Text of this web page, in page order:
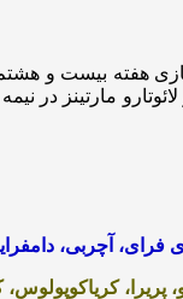
فرای، آچربی،
پریرا،